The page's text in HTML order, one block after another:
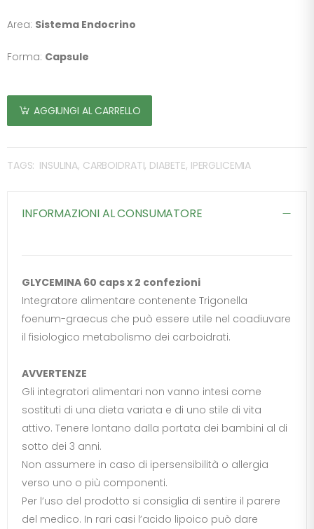
Area: Sistema Endocrino
Forma: Capsule
AGGIUNGI AL CARRELLO
TAGS: INSULINA, CARBOIDRATI, DIABETE, IPERGLICEMIA
INFORMAZIONI AL CONSUMATORE
GLYCEMINA 60 caps x 2 confezioni
Integratore alimentare contenente Trigonella
foenum-graecus che può essere utile nel coadiuvare
il fisiologico metabolismo dei carboidrati.
AVVERTENZE
Gli integratori alimentari non vanno intesi come
sostituti di una dieta variata e di uno stile di vita
attivo. Tenere lontano dalla portata dei bambini al di
sotto dei 3 anni.
Non assumere in caso di ipersensibilità o allergia
verso uno o più componenti.
Per l’uso del prodotto si consiglia di sentire il parere
del medico. In rari casi l’acido lipoico può dare